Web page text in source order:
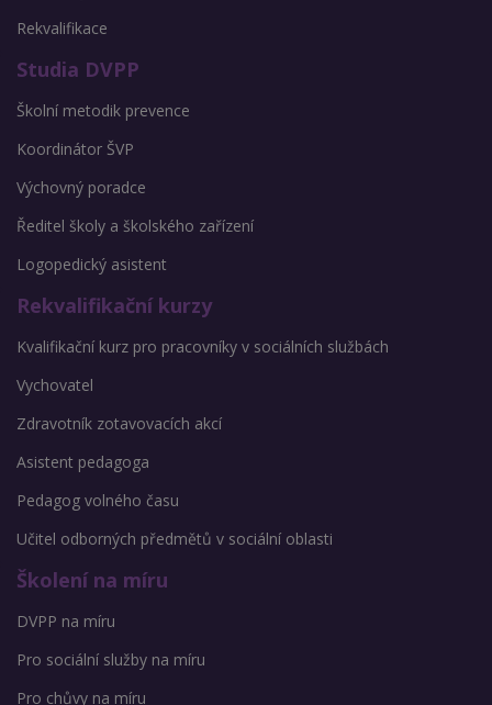
Rekvalifikace
Studia DVPP
Školní metodik prevence
Koordinátor ŠVP
Výchovný poradce
Ředitel školy a školského zařízení
Logopedický asistent
Rekvalifikační kurzy
Kvalifikační kurz pro pracovníky v sociálních službách
Vychovatel
Zdravotník zotavovacích akcí
Asistent pedagoga
Pedagog volného času
Učitel odborných předmětů v sociální oblasti
Školení na míru
DVPP na míru
Pro sociální služby na míru
Pro chůvy na míru